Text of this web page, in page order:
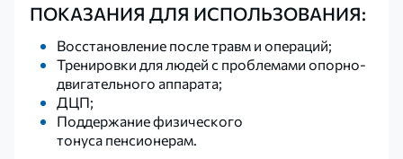
ПОКАЗАНИЯ ДЛЯ ИСПОЛЬЗОВАНИЯ:
Восстановление после травм и операций;
Тренировки для людей с проблемами опорно-
двигательного аппарата;
ДЦП;
Поддержание физического
тонуса пенсионерам.